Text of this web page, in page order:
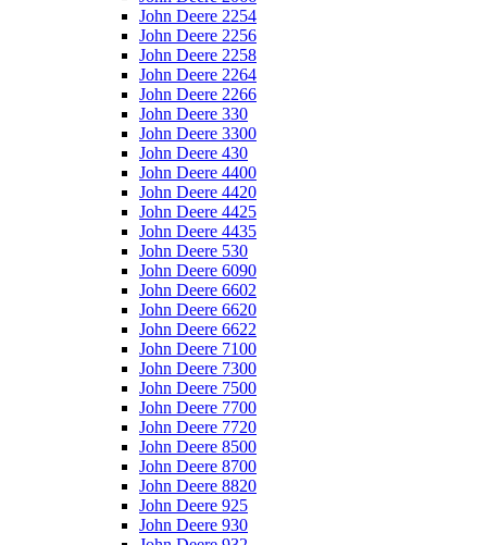
John Deere 2254
John Deere 2256
John Deere 2258
John Deere 2264
John Deere 2266
John Deere 330
John Deere 3300
John Deere 430
John Deere 4400
John Deere 4420
John Deere 4425
John Deere 4435
John Deere 530
John Deere 6090
John Deere 6602
John Deere 6620
John Deere 6622
John Deere 7100
John Deere 7300
John Deere 7500
John Deere 7700
John Deere 7720
John Deere 8500
John Deere 8700
John Deere 8820
John Deere 925
John Deere 930